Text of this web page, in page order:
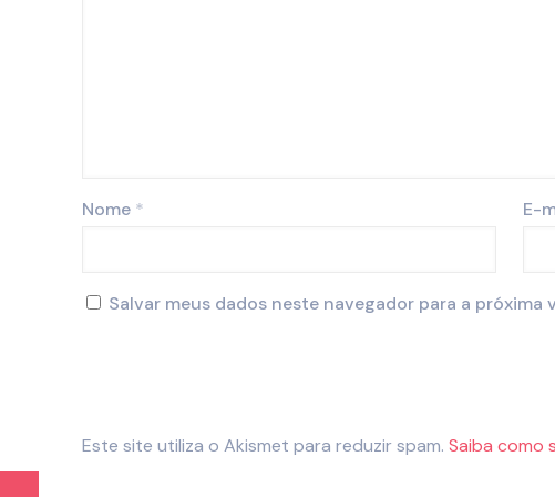
Nome * E-
Salvar meus dados neste navegador para a próxima
Este site utiliza o Akismet para reduzir spam. Saiba como